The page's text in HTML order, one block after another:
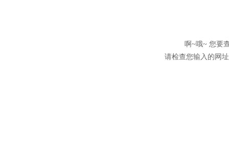
啊~哦~ 您要
请检查您输入的网